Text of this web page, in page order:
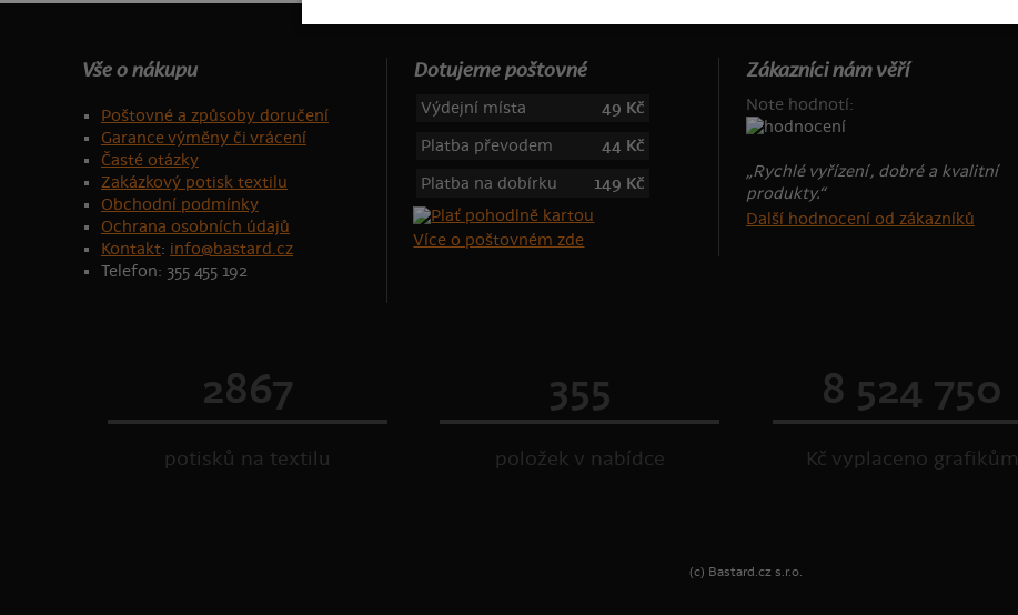
Vše o nákupu
Poštovné a způsoby doručení
Garance výměny či vrácení
Časté otázky
Zakázkový potisk textilu
Obchodní podmínky
Ochrana osobních údajů
Kontakt: info@bastard.cz
Telefon: 355 455 192
Dotujeme poštovné
Výdejní místa
49 Kč
Platba převodem
44 Kč
Platba na dobírku
149 Kč
Více o poštovném zde
Zákazníci nám věří
Note hodnotí:
„Rychlé vyřízení , dobré a kvalitní
produkty.“
Další hodnocení od zákazníků
2867
potisků na textilu
355
položek v nabídce
8 524 750
Kč vyplaceno grafikům
(c) Bastard.cz s.r.o.